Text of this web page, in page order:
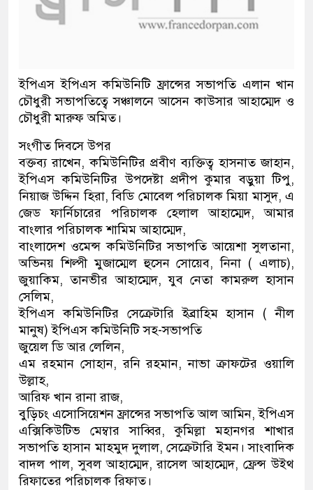
ইপিএস ইপিএস কমিউনিটি ফ্রান্সের সভাপতি এলান খান
চৌধুরী সভাপতিত্বে সঞ্চালনে আসেন কাউসার আহাম্মেদ ও
চৌধুরী মারুফ অমিত।
সংগীত দিবসে উপর
বক্তব্য রাখেন, কমিউনিটির প্রবীণ ব্যক্তিত্ব হাসনাত জাহান,
ইপিএস কমিউনিটির উপদেষ্টা প্রদীপ কুমার বড়ুয়া টিপু,
নিয়াজ উদ্দিন হিরা, বিডি মোবেল পরিচালক মিয়া মাসুদ, এ
জেড ফার্নিচারের পরিচালক হেলাল আহাম্মেদ, আমার
বাংলার পরিচালক শামিম আহাম্মেদ,
বাংলাদেশ ওমেন্স কমিউনিটির সভাপতি আয়েশা সুলতানা,
অভিনয় শিল্পী মুজাম্মেল হুসেন সোয়েব, নিনা ( এলাচ),
জুয়াকিম, তানভীর আহাম্মেদ, যুব নেতা কামরুল হাসান
সেলিম,
ইপিএস কমিউনিটির সেক্রেটারি ইব্রাহিম হাসান ( নীল
মানুষ) ইপিএস কমিউনিটি সহ-সভাপতি
জুয়েল ডি আর লেলিন,
এম রহমান সোহান, রনি রহমান, নাভা ক্রাফটের ওয়ালি
উল্লাহ,
আরিফ খান রানা রাজ,
বুড়িচং এসোসিয়েশন ফ্রান্সের সভাপতি আল আমিন, ইপিএস
এক্সিকিউটিভ মেম্বার সাব্বির, কুমিল্লা মহানগর শাখার
সভাপতি হাসান মাহমুদ দুলাল, সেক্রেটারি ইমন। সাংবাদিক
বাদল পাল, সুবল আহাম্মেদ, রাসেল আহাম্মেদ, ফ্রেন্স উইথ
রিফাতের পরিচালক রিফাত।